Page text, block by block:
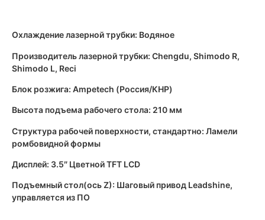
Охлаждение лазерной трубки: Водяное
Производитель лазерной трубки: Chengdu, Shimodo R,
Shimodo L, Reci
Блок розжига: Ampetech (Россия/КНР)
Высота подъема рабочего стола: 210 мм
Структура рабочей поверхности, стандартно: Ламели
ромбовидной формы
Дисплей: 3.5″ Цветной TFT LCD
Подъемный стол(ось Z): Шаговый привод Leadshine,
управляется из ПО